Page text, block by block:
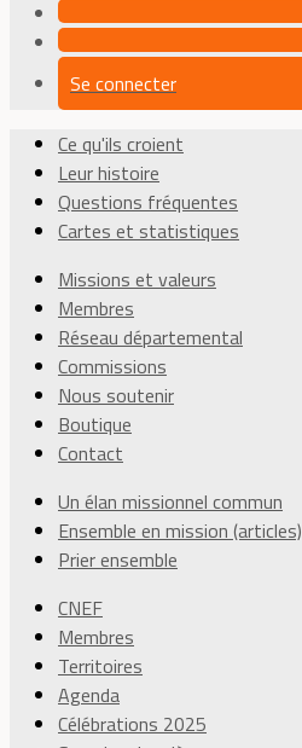
Se connecter
Ce qu'ils croient
Leur histoire
Questions fréquentes
Cartes et statistiques
Missions et valeurs
Membres
Réseau départemental
Commissions
Nous soutenir
Boutique
Contact
Un élan missionnel commun
Ensemble en mission (articles)
Prier ensemble
CNEF
Membres
Territoires
Agenda
Célébrations 2025